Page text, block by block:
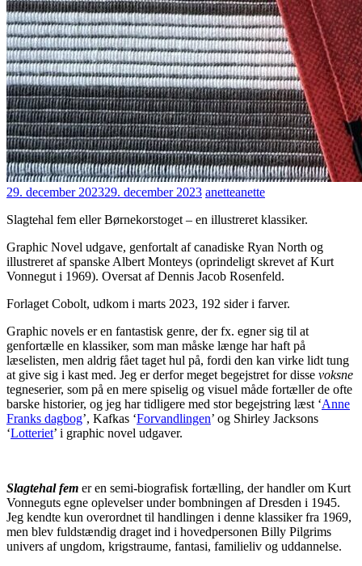
29. december 202329. december 2023 anetteanette
Slagtehal fem eller Børnekorstoget – en illustreret klassiker.
Graphic Novel udgave, genfortalt af canadiske Ryan North og
illustreret af spanske Albert Monteys (oprindeligt skrevet af Kurt
Vonnegut i 1969). Oversat af Dennis Jacob Rosenfeld.
Forlaget Cobolt, udkom i marts 2023, 192 sider i farver.
Graphic novels er en fantastisk genre, der fx. egner sig til at
genfortælle en klassiker, som man måske længe har haft på
læselisten, men aldrig fået taget hul på, fordi den kan virke lidt tung
at give sig i kast med. Jeg er derfor meget begejstret for disse voksne
tegneserier, som på en mere spiselig og visuel måde fortæller de ofte
barske historier, og jeg har tidligere med stor begejstring læst ‘Anne
Franks dagbog’, Kafkas ‘Forvandlingen’ og Shirley Jacksons
‘Lotteriet’ i graphic novel udgaver.
Slagtehal fem er en semi-biografisk fortælling, der handler om Kurt
Vonneguts egne oplevelser under bombningen af Dresden i 1945.
Jeg kendte kun overordnet til handlingen i denne klassiker fra 1969,
men blev fuldstændig draget ind i hovedpersonen Billy Pilgrims
univers af ungdom, krigstraume, fantasi, familieliv og uddannelse.